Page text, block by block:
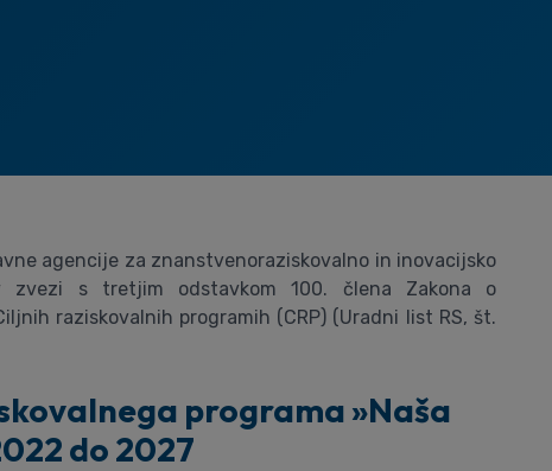
agencije za znanstvenoraziskovalno in inovacijsko
zvezi s tretjim odstavkom 100. člena Zakona o
raziskovalnih programih (CRP) (Uradni list RS, št.
programa »Naša
do 2027